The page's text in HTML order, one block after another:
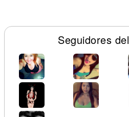
Seguidores del